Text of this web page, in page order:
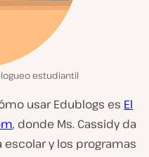
estudiantil
usar Edublogs es El
, donde Ms. Cassidy da
escolar y los programas